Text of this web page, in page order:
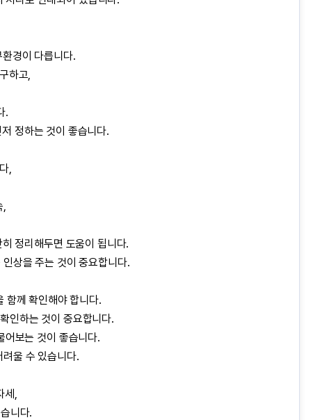
경이 다릅니다.
하고,
.
정하는 것이 좋습니다.
,
,
정리해두면 도움이 됩니다.
상을 주는 것이 중요합니다.
함께 확인해야 합니다.
인하는 것이 중요합니다.
어보는 것이 좋습니다.
울 수 있습니다.
세,
니다.